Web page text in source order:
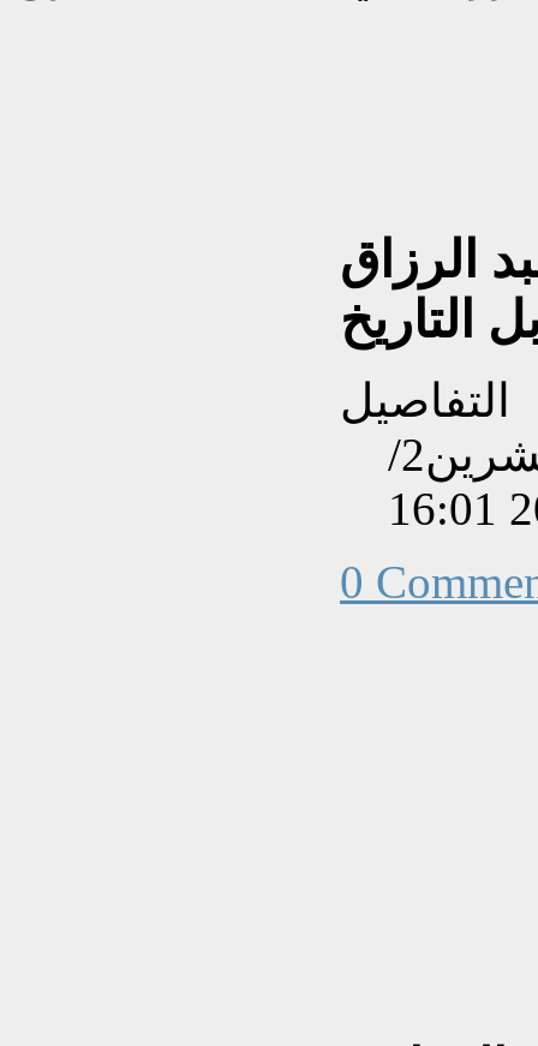
الرزاق
التاريخ
التفاصيل
تم إنشاءه بتاريخ الإثنين, 05 تشرين2/
0